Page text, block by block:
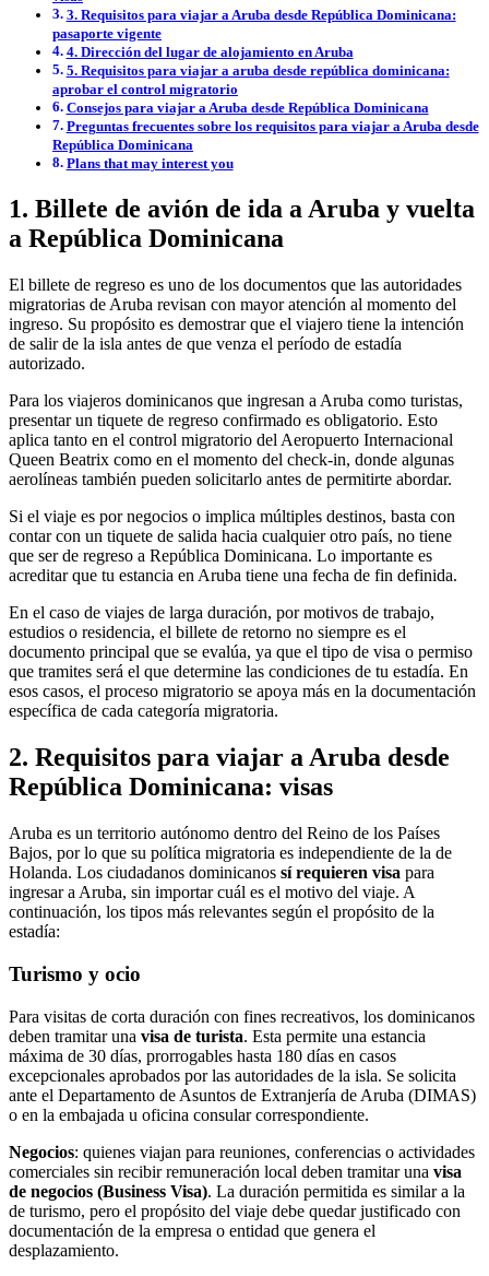
3. Requisitos para viajar a Aruba desde República Dominicana:
pasaporte vigente
4. Dirección del lugar de alojamiento en Aruba
5. Requisitos para viajar a aruba desde república dominicana:
aprobar el control migratorio
Consejos para viajar a Aruba desde República Dominicana
Preguntas frecuentes sobre los requisitos para viajar a Aruba desde
República Dominicana
Plans that may interest you
1. Billete de avión de ida a Aruba y vuelta
a República Dominicana
El billete de regreso es uno de los documentos que las autoridades
migratorias de Aruba revisan con mayor atención al momento del
ingreso. Su propósito es demostrar que el viajero tiene la intención
de salir de la isla antes de que venza el período de estadía
autorizado.
Para los viajeros dominicanos que ingresan a Aruba como turistas,
presentar un tiquete de regreso confirmado es obligatorio. Esto
aplica tanto en el control migratorio del Aeropuerto Internacional
Queen Beatrix como en el momento del check-in, donde algunas
aerolíneas también pueden solicitarlo antes de permitirte abordar.
Si el viaje es por negocios o implica múltiples destinos, basta con
contar con un tiquete de salida hacia cualquier otro país, no tiene
que ser de regreso a República Dominicana. Lo importante es
acreditar que tu estancia en Aruba tiene una fecha de fin definida.
En el caso de viajes de larga duración, por motivos de trabajo,
estudios o residencia, el billete de retorno no siempre es el
documento principal que se evalúa, ya que el tipo de visa o permiso
que tramites será el que determine las condiciones de tu estadía. En
esos casos, el proceso migratorio se apoya más en la documentación
específica de cada categoría migratoria.
2. Requisitos para viajar a Aruba desde
República Dominicana: visas
Aruba es un territorio autónomo dentro del Reino de los Países
Bajos, por lo que su política migratoria es independiente de la de
Holanda. Los ciudadanos dominicanos sí requieren visa para
ingresar a Aruba, sin importar cuál es el motivo del viaje. A
continuación, los tipos más relevantes según el propósito de la
estadía:
Turismo y ocio
Para visitas de corta duración con fines recreativos, los dominicanos
deben tramitar una visa de turista. Esta permite una estancia
máxima de 30 días, prorrogables hasta 180 días en casos
excepcionales aprobados por las autoridades de la isla. Se solicita
ante el Departamento de Asuntos de Extranjería de Aruba (DIMAS)
o en la embajada u oficina consular correspondiente.
Negocios: quienes viajan para reuniones, conferencias o actividades
comerciales sin recibir remuneración local deben tramitar una visa
de negocios (Business Visa). La duración permitida es similar a la
de turismo, pero el propósito del viaje debe quedar justificado con
documentación de la empresa o entidad que genera el
desplazamiento.